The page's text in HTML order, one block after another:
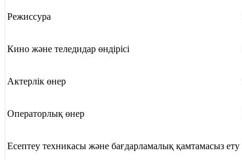
Режиссура
Кино және теледидар өндірісі
Актерлік өнер
Операторлық өнер
Есептеу техникасы және бағдарламалық қамтамасыз ету